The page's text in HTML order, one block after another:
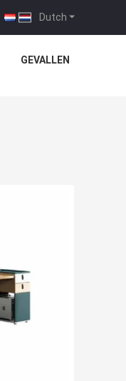
Dutch
GEVALLEN